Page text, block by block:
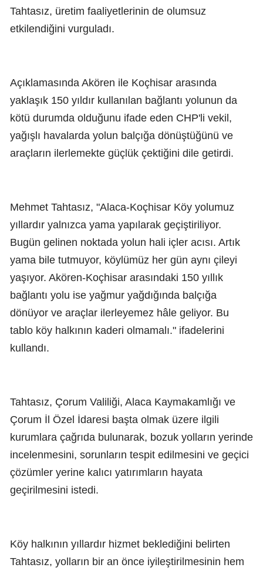
Tahtasız, üretim faaliyetlerinin de olumsuz
etkilendiğini vurguladı.
Açıklamasında Akören ile Koçhisar arasında
yaklaşık 150 yıldır kullanılan bağlantı yolunun da
kötü durumda olduğunu ifade eden CHP'li vekil,
yağışlı havalarda yolun balçığa dönüştüğünü ve
araçların ilerlemekte güçlük çektiğini dile getirdi.
Mehmet Tahtasız, "Alaca-Koçhisar Köy yolumuz
yıllardır yalnızca yama yapılarak geçiştiriliyor.
Bugün gelinen noktada yolun hali içler acısı. Artık
yama bile tutmuyor, köylümüz her gün aynı çileyi
yaşıyor. Akören-Koçhisar arasındaki 150 yıllık
bağlantı yolu ise yağmur yağdığında balçığa
dönüyor ve araçlar ilerleyemez hâle geliyor. Bu
tablo köy halkının kaderi olmamalı." ifadelerini
kullandı.
Tahtasız, Çorum Valiliği, Alaca Kaymakamlığı ve
Çorum İl Özel İdaresi başta olmak üzere ilgili
kurumlara çağrıda bulunarak, bozuk yolların yerinde
incelenmesini, sorunların tespit edilmesini ve geçici
çözümler yerine kalıcı yatırımların hayata
geçirilmesini istedi.
Köy halkının yıllardır hizmet beklediğini belirten
Tahtasız, yolların bir an önce iyileştirilmesinin hem